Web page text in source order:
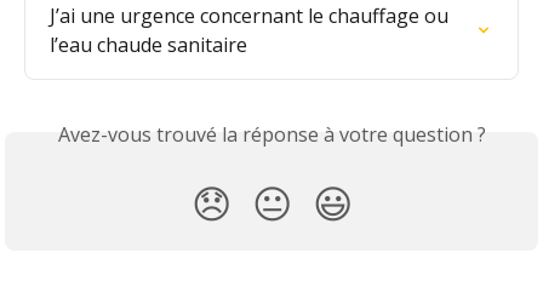
J’ai une urgence concernant le chauffage ou
l’eau chaude sanitaire
Avez-vous trouvé la réponse à votre question ?
😞 😐 😃